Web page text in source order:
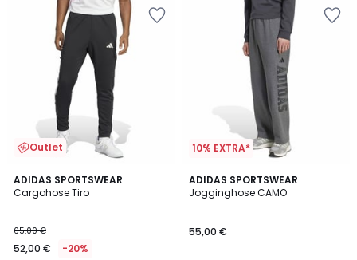
Outlet
ADIDAS SPORTSWEAR
Cargohose Tiro
65,00 €
52,00 € -20%
5
/
10% EXTRA*
ADIDAS SPORTSWEAR
Jogginghose CAMO
55,00 €